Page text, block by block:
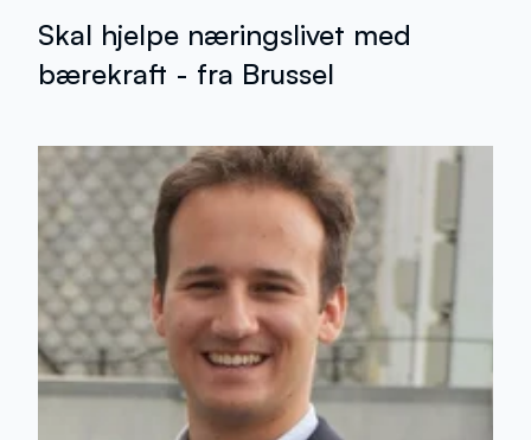
Skal hjelpe næringslivet med
bærekraft - fra Brussel